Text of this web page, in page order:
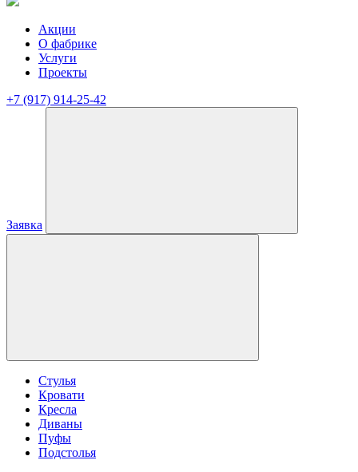
Акции
О фабрике
Услуги
Проекты
+7 (917) 914-25-42
Заявка
Стулья
Кровати
Кресла
Диваны
Пуфы
Подстолья